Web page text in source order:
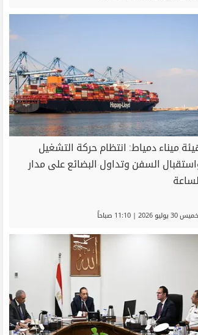
ميناء دمياط: انتظام حركة التشغيل
السفن وتداول البضائع على مدار
يوليو 2026 | 11:10 صباحاً